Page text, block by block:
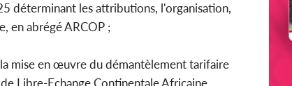
déterminant les attributions, l'organisation,
en abrégé ARCOP ;
mise en œuvre du démantèlement tarifaire